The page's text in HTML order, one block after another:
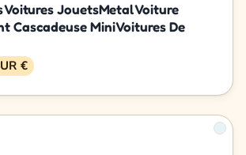
Voitures JouetsMetal Voiture
Cascadeuse Mini Voitures De
€